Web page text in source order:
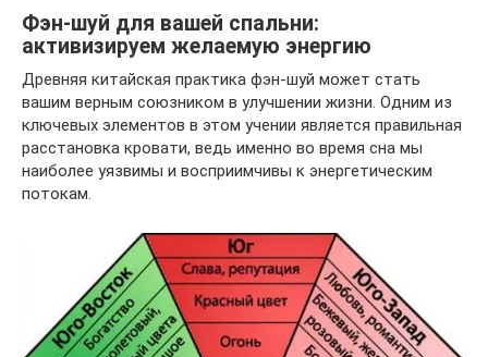
Фэн-шуй для вашей спальни:
активизируем желаемую энергию
Древняя китайская практика фэн-шуй может стать
вашим верным союзником в улучшении жизни. Одним из
ключевых элементов в этом учении является правильная
расстановка кровати, ведь именно во время сна мы
наиболее уязвимы и восприимчивы к энергетическим
потокам.